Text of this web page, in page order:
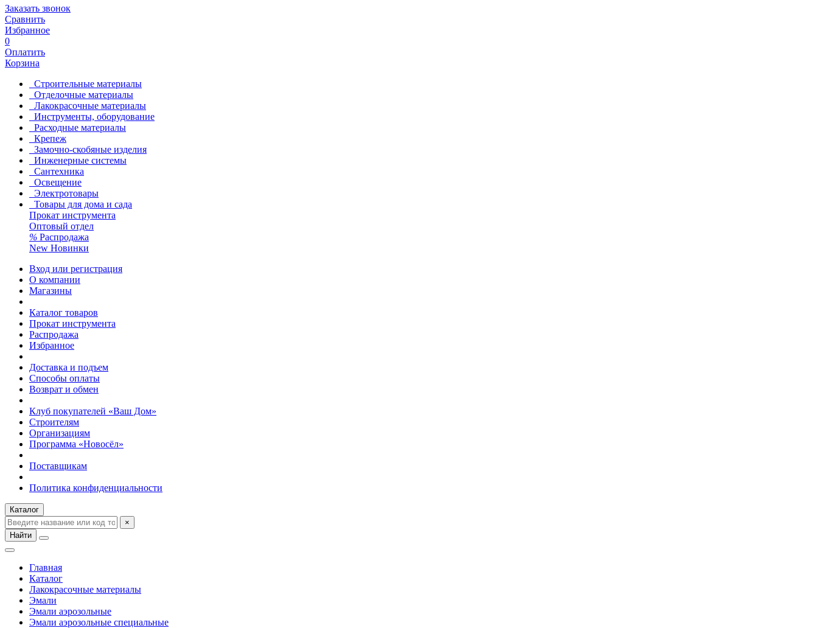
Заказать звонок
Сравнить
Избранное
0
Оплатить
Корзина
Строительные материалы
Отделочные материалы
Лакокрасочные материалы
Инструменты, оборудование
Расходные материалы
Крепеж
Замочно-скобяные изделия
Инженерные системы
Сантехника
Освещение
Электротовары
Товары для дома и сада
Прокат инструмента
Оптовый отдел
% Распродажа
New Новинки
Вход или регистрация
О компании
Магазины
Каталог товаров
Прокат инструмента
Распродажа
Избранное
Доставка и подъем
Способы оплаты
Возврат и обмен
Клуб покупателей «Ваш Дом»
Строителям
Организациям
Программа «Новосёл»
Поставщикам
Политика конфиденциальности
Каталог
×
Найти
Главная
Каталог
Лакокрасочные материалы
Эмали
Эмали аэрозольные
Эмали аэрозольные специальные